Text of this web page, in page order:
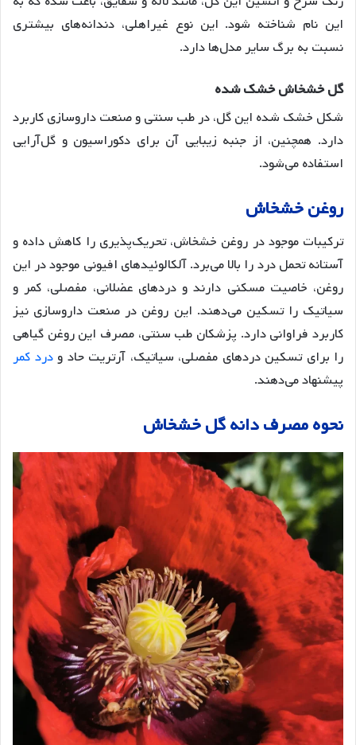
این نام شناخته شود. این نوع غیراهلی، دندانه‌های بیشتری
نسبت به برگ سایر مدل‌ها دارد.
گل خشخاش خشک شده
شکل خشک شده این گل، در طب سنتی و صنعت داروسازی کاربرد
دارد. همچنین، از جنبه زیبایی آن برای دکوراسیون و گل‌آرایی
استفاده می‌شود.
روغن خشخاش
ترکیبات موجود در روغن خشخاش، تحریک‌پذیری را کاهش داده و
آستانه تحمل درد را بالا می‌برد. آلکالوئیدهای افیونی موجود در این
روغن، خاصیت مسکنی دارند و دردهای عضلانی، مفصلی، کمر و
سیاتیک را تسکین می‌دهند. این روغن در صنعت داروسازی نیز
کاربرد فراوانی دارد. پزشکان طب سنتی، مصرف این روغن گیاهی
را برای تسکین دردهای مفصلی، سیاتیک، آرتریت حاد ودرد کمر
پیشنهاد می‌دهند.
نحوه مصرف دانه گل خشخاش